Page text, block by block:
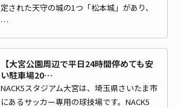
定された天守の城の1つ「松本城」があり、
…
【大宮公園周辺で平日24時間停めても安
い駐車場20…
NACK5スタジアム大宮は、埼玉県さいたま市
にあるサッカー専用の球技場です。NACK5